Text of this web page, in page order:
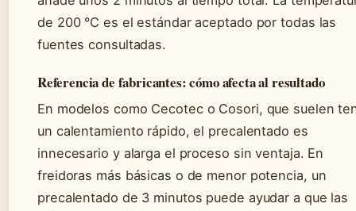
de 200 °C es el estándar aceptado por todas las
fuentes consultadas.
Referencia de fabricantes: cómo afecta al resultado
En modelos como Cecotec o Cosori, que suelen
un calentamiento rápido, el precalentado es
innecesario y alarga el proceso sin ventaja. En
freidoras más básicas o de menor potencia, un
precalentado de 3 minutos puede ayudar a que las